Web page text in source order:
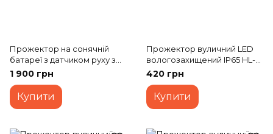
Прожектор на сонячній
батареї з датчиком руху з
акумулятором LED IP65 HL-
42P/20W CW
1 900 грн
Купити
Прожектор вуличний LED
вологозахищений IP65 HL-
29/30W NW
420 грн
Купити